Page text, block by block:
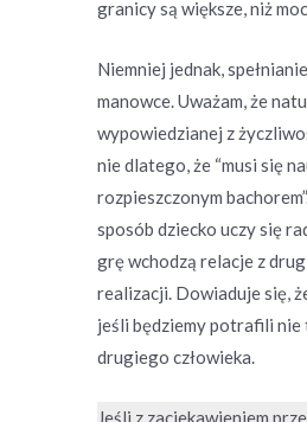
granicy są większe, niż
Niemniej jednak,
manowce. Uważam, że
wypowiedzianej z
nie dlatego, że “musi się
rozpieszczonym
sposób dziecko uczy się
grę wchodzą relacje z
realizacji. Dowiaduje się,
jeśli będziemy potrafili nie
drugiego człowieka.
Jeśli z zaciekawieniem